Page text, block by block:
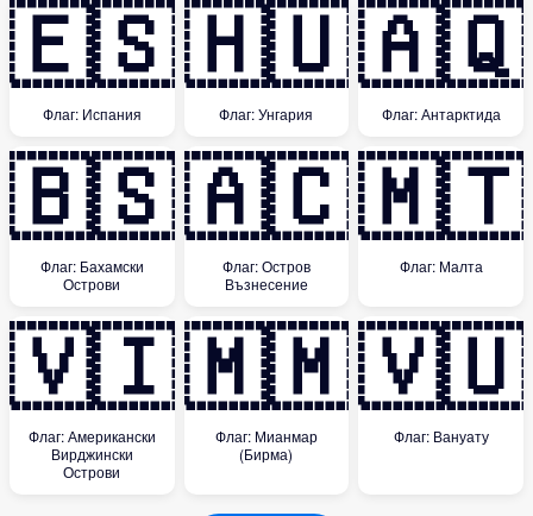
🇪🇸
Флаг: Испания
🇭🇺
Флаг: Унгария
🇦🇶
Флаг: Антарктида
🇧🇸
Флаг: Бахамски
Острови
🇦🇨
Флаг: Остров
Възнесение
🇲🇹
Флаг: Малта
🇻🇮
Флаг: Американски
Вирджински
Острови
🇲🇲
Флаг: Мианмар
(Бирма)
🇻🇺
Флаг: Вануату